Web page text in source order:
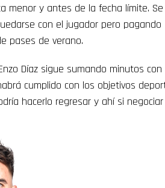
menor y antes de la fecha límite. Se
con el jugador pero pagando
pases de verano.
Díaz sigue sumando minutos con
cumplido con los objetivos
hacerlo regresar y ahí si